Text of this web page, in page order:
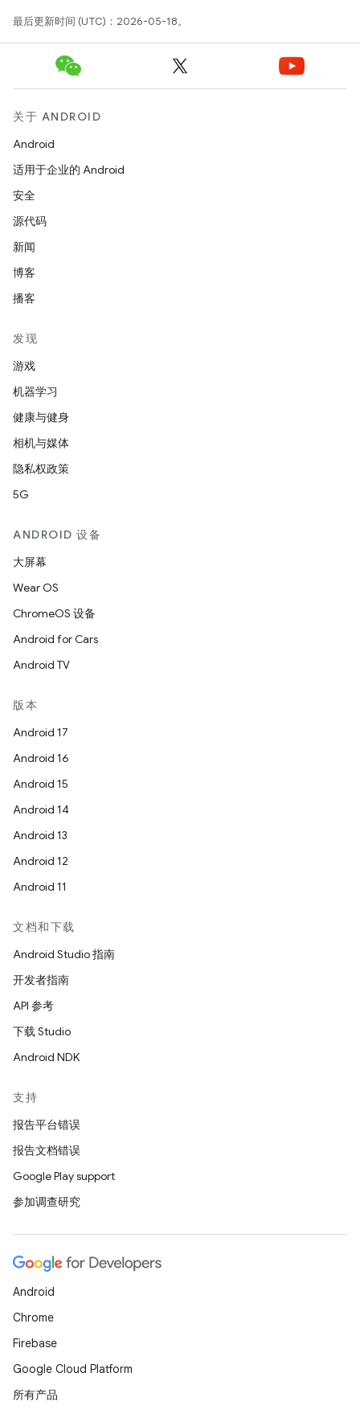
最后更新时间 (UTC)：2026-05-18。
关于 ANDROID
Android
适用于企业的 Android
安全
源代码
新闻
博客
播客
发现
游戏
机器学习
健康与健身
相机与媒体
隐私权政策
5G
ANDROID 设备
大屏幕
Wear OS
ChromeOS 设备
Android for Cars
Android TV
版本
Android 17
Android 16
Android 15
Android 14
Android 13
Android 12
Android 11
文档和下载
Android Studio 指南
开发者指南
API 参考
下载 Studio
Android NDK
支持
报告平台错误
报告文档错误
Google Play support
参加调查研究
Android
Chrome
Firebase
Google Cloud Platform
所有产品